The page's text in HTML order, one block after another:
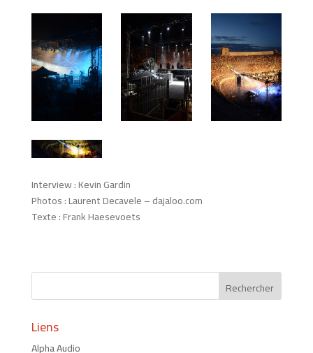
Interview : Kevin Gardin
Photos : Laurent Decavele – dajaloo.com
Texte : Frank Haesevoets
Liens
Alpha Audio